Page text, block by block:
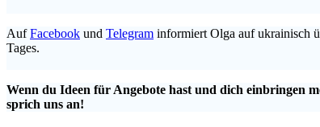
AufFacebook und Telegram informiert Olga auf ukrainisch
Tages.
Wenn du Ideen für Angebote hast und dich einbringen
sprich uns an!